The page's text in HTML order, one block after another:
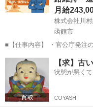
月給
株式会社川
函館市
■【仕事内容】 ・官公庁発注
舗装工事、表面補修、ライン
（パトロールや道路付近の維
のみ／泊まり出張なし ＿＿＿
北海道 函館市 施工管理
【求】古
状態が悪く
COYASH